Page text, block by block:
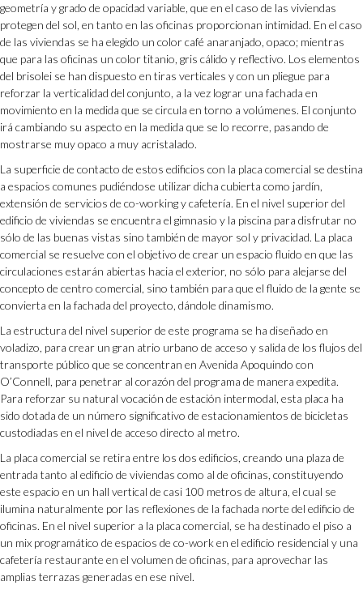
geometría y grado de opacidad variable, que en el caso de las viviendas
protegen del sol, en tanto en las oficinas proporcionan intimidad. En el caso
de las viviendas se ha elegido un color café anaranjado, opaco; mientras
que para las oficinas un color titanio, gris cálido y reflectivo. Los elementos
del brisolei se han dispuesto en tiras verticales y con un pliegue para
reforzar la verticalidad del conjunto, a la vez lograr una fachada en
movimiento en la medida que se circula en torno a volúmenes. El conjunto
irá cambiando su aspecto en la medida que se lo recorre, pasando de
mostrarse muy opaco a muy acristalado.
La superficie de contacto de estos edificios con la placa comercial se destina
a espacios comunes pudiéndose utilizar dicha cubierta como jardín,
extensión de servicios de co-working y cafetería. En el nivel superior del
edificio de viviendas se encuentra el gimnasio y la piscina para disfrutar no
sólo de las buenas vistas sino también de mayor sol y privacidad. La placa
comercial se resuelve con el objetivo de crear un espacio fluido en que las
circulaciones estarán abiertas hacia el exterior, no sólo para alejarse del
concepto de centro comercial, sino también para que el fluido de la gente se
convierta en la fachada del proyecto, dándole dinamismo.
La estructura del nivel superior de este programa se ha diseñado en
voladizo, para crear un gran atrio urbano de acceso y salida de los flujos del
transporte público que se concentran en Avenida Apoquindo con
O’Connell, para penetrar al corazón del programa de manera expedita.
Para reforzar su natural vocación de estación intermodal, esta placa ha
sido dotada de un número significativo de estacionamientos de bicicletas
custodiadas en el nivel de acceso directo al metro.
La placa comercial se retira entre los dos edificios, creando una plaza de
entrada tanto al edificio de viviendas como al de oficinas, constituyendo
este espacio en un hall vertical de casi 100 metros de altura, el cual se
ilumina naturalmente por las reflexiones de la fachada norte del edificio de
oficinas. En el nivel superior a la placa comercial, se ha destinado el piso a
un mix programático de espacios de co-work en el edificio residencial y una
cafetería restaurante en el volumen de oficinas, para aprovechar las
amplias terrazas generadas en ese nivel.